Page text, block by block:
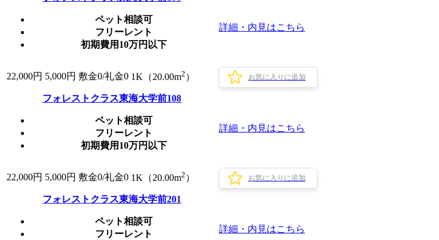
ペット相談可
フリーレント
初期費用10万円以下
詳細・内見はこちら
22,000円 5,000円 敷金0/礼金0 1K（20.00m2 ） お気に入りに追加
フォレストクラス東海大学前108
ペット相談可
フリーレント
初期費用10万円以下
詳細・内見はこちら
22,000円 5,000円 敷金0/礼金0 1K（20.00m2 ） お気に入りに追加
フォレストクラス東海大学前201
ペット相談可
フリーレント
詳細・内見はこちら